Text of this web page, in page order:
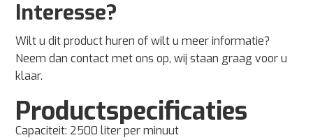
Interesse?
Wilt u dit product huren of wilt u meer informatie?
Neem dan contact met ons op, wij staan graag voor u
klaar.
Productspecificaties
Capaciteit: 2500 liter per minuut